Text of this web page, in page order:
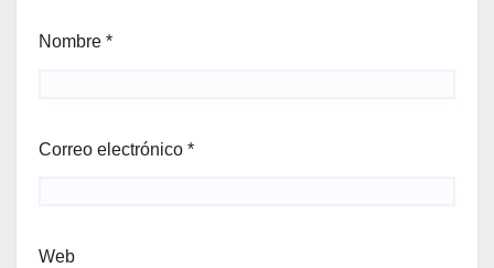
Nombre *
Correo electrónico *
Web